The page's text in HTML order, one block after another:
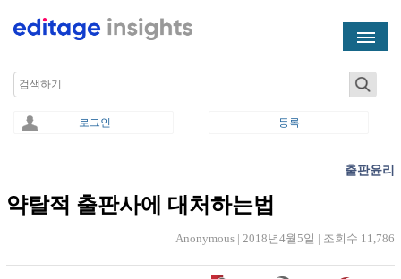
Search
로그인 등록
출판윤리
약탈적 출판사에 대처하는법
Anonymous | 2018년4월5일 | 조회수 11,786